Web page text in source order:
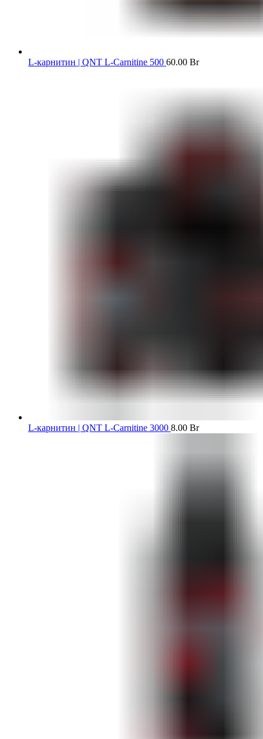
L-карнитин | QNT L-Carnitine 500 60.00 Br
L-карнитин | QNT L-Carnitine 3000 8.00 Br